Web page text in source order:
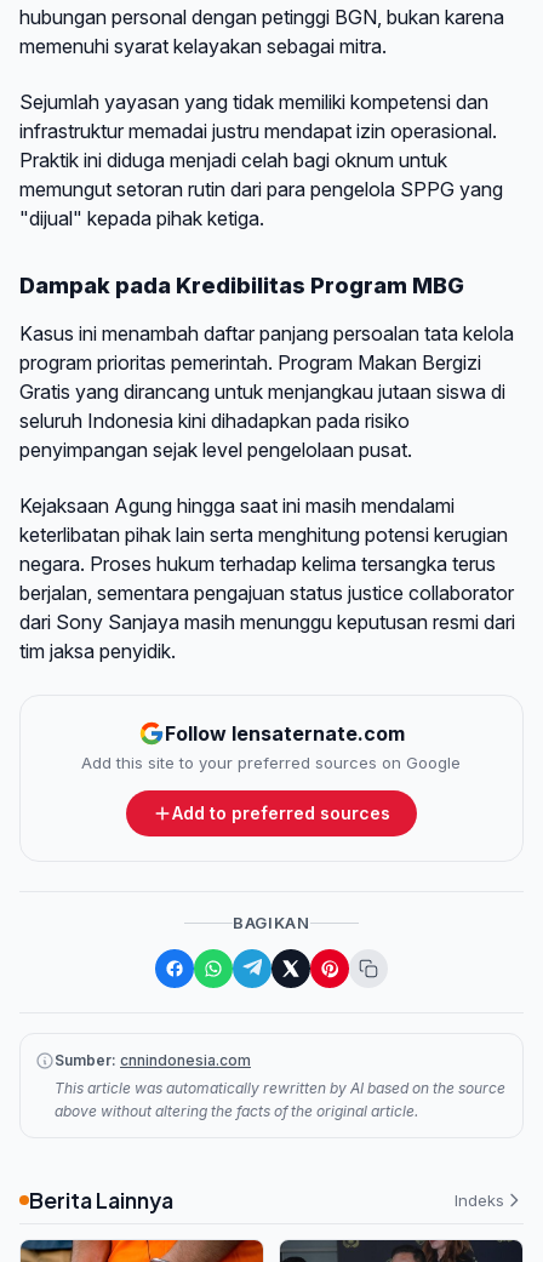
hubungan personal dengan petinggi BGN, bukan karena
memenuhi syarat kelayakan sebagai mitra.
Sejumlah yayasan yang tidak memiliki kompetensi dan
infrastruktur memadai justru mendapat izin operasional.
Praktik ini diduga menjadi celah bagi oknum untuk
memungut setoran rutin dari para pengelola SPPG yang
"dijual" kepada pihak ketiga.
Dampak pada Kredibilitas Program MBG
Kasus ini menambah daftar panjang persoalan tata kelola
program prioritas pemerintah. Program Makan Bergizi
Gratis yang dirancang untuk menjangkau jutaan siswa di
seluruh Indonesia kini dihadapkan pada risiko
penyimpangan sejak level pengelolaan pusat.
Kejaksaan Agung hingga saat ini masih mendalami
keterlibatan pihak lain serta menghitung potensi kerugian
negara. Proses hukum terhadap kelima tersangka terus
berjalan, sementara pengajuan status justice collaborator
dari Sony Sanjaya masih menunggu keputusan resmi dari
tim jaksa penyidik.
Follow lensaternate.com
Add this site to your preferred sources on Google
Add to preferred sources
BAGIKAN
Sumber: cnnindonesia.com
This article was automatically rewritten by AI based on the source
above without altering the facts of the original article.
Berita Lainnya Indeks